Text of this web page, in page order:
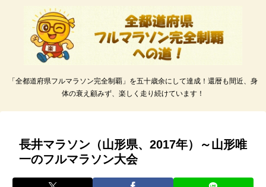
「全都道府県フルマラソン完全制覇」を五十歳余にして達成！還暦も間近、身
体の衰え顧みず、楽しく走り続けています！
長井マラソン（山形県、2017年）～山形唯
一のフルマラソン大会